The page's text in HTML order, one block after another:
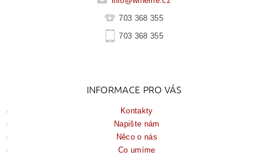
703 368 355
703 368 355
INFORMACE PRO VÁS
Kontakty
Napište nám
Něco o nás
Co umíme